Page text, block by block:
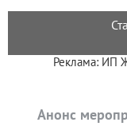
Реклама: ИП
Анонс